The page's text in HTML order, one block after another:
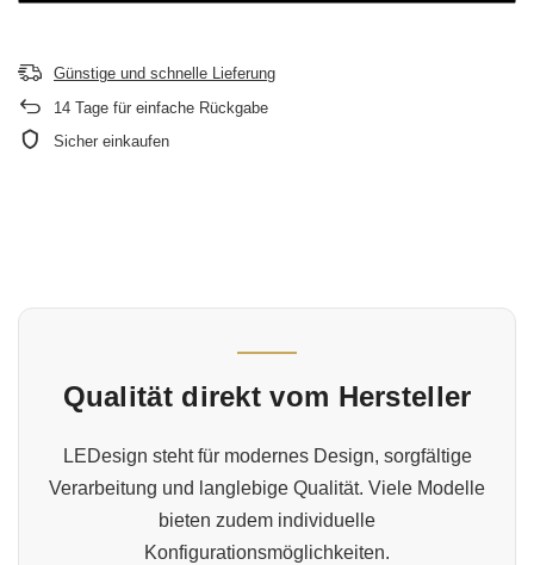
Günstige und schnelle Lieferung
14 Tage für einfache Rückgabe
Sicher einkaufen
Qualität direkt vom Hersteller
LEDesign steht für modernes Design, sorgfältige
Verarbeitung und langlebige Qualität. Viele Modelle
bieten zudem individuelle
Konfigurationsmöglichkeiten.